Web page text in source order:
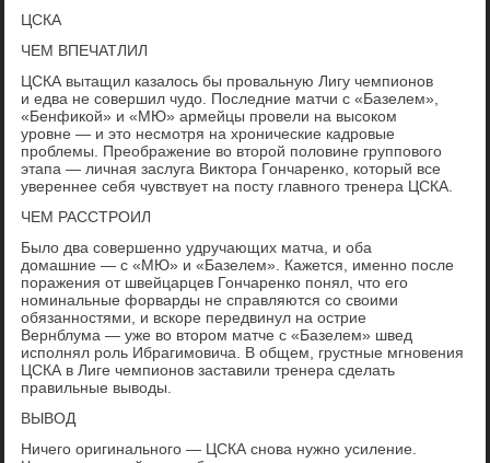
ЦСКА
ЧЕМ ВПЕЧАТЛИЛ
ЦСКА вытащил казалось бы провальную Лигу чемпионов
и едва не совершил чудо. Последние матчи с «Базелем»,
«Бенфикой» и «МЮ» армейцы провели на высоком
уровне — и это несмотря на хронические кадровые
проблемы. Преображение во второй половине группового
этапа — личная заслуга Виктора Гончаренко, который все
увереннее себя чувствует на посту главного тренера ЦСКА.
ЧЕМ РАССТРОИЛ
Было два совершенно удручающих матча, и оба
домашние — с «МЮ» и «Базелем». Кажется, именно после
поражения от швейцарцев Гончаренко понял, что его
номинальные форварды не справляются со своими
обязанностями, и вскоре передвинул на острие
Вернблума — уже во втором матче с «Базелем» швед
исполнял роль Ибрагимовича. В общем, грустные мгновения
ЦСКА в Лиге чемпионов заставили тренера сделать
правильные выводы.
ВЫВОД
Ничего оригинального — ЦСКА снова нужно усиление.